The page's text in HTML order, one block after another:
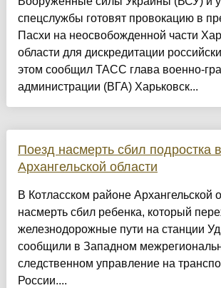
спецслужбы готовят провокацию в
Пасхи на неосвобожденной части
области для дискредитации
этом сообщил ТАСС глава военно-
администрации (ВГА) Харьковск...
Поезд насмерть сбил подростка в
Архангельской области
В Котласском районе Архангельской
насмерть сбил ребенка, который
железнодорожные пути на станции
сообщили в Западном
следственном управление на
России....